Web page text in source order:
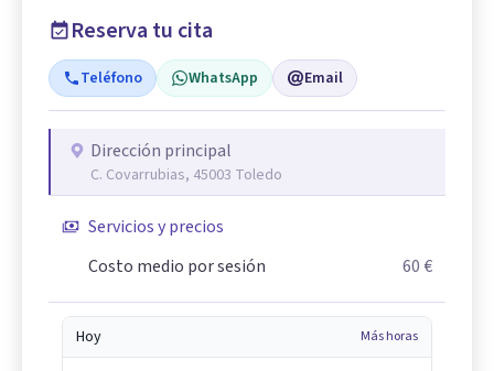
Reserva tu cita
Teléfono WhatsApp Email
Dirección principal
C. Covarrubias, 45003 Toledo
Servicios y precios
Costo medio por sesión
60 €
Hoy Más horas